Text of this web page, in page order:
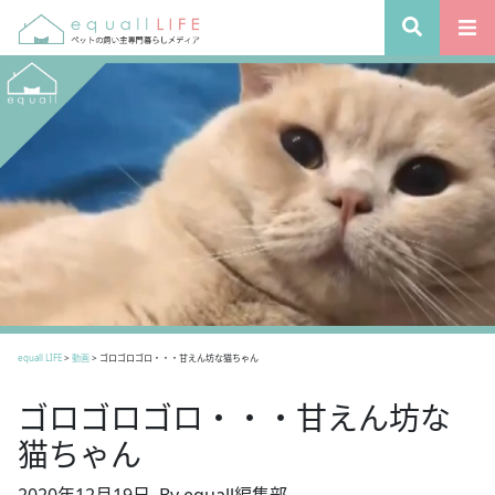
equall LIFE> 動画> ゴロゴロゴロ・・・甘えん坊な猫ちゃん
ゴロゴロゴロ・・・甘えん坊な
猫ちゃん